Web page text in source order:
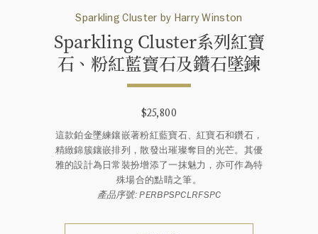
Sparkling Cluster by Harry Winston
Sparkling Cluster系列紅寶
石、粉紅藍寶石及鑽石墜鍊
$25,800
這款鉑金墜練鑲嵌著粉紅藍寶石、紅寶石和鑽石，
精緻錦簇鑲嵌排列，散發出璀璨奪目的光芒。其優
雅的設計為日常裝扮增添了一抹魅力，亦可作為特
殊場合的點睛之筆。
產品序號: PERBPSPCLRFSPC